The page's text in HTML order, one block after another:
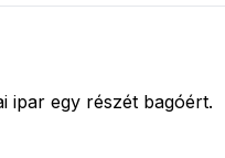
ipar egy részét bagóért.